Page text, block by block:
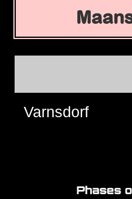
Varnsdorf